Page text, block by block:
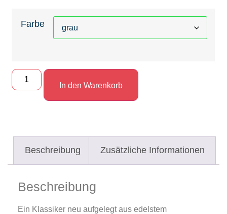
Farbe
In den Warenkorb
Beschreibung Zusätzliche Informationen
Beschreibung
Ein Klassiker neu aufgelegt aus edelstem